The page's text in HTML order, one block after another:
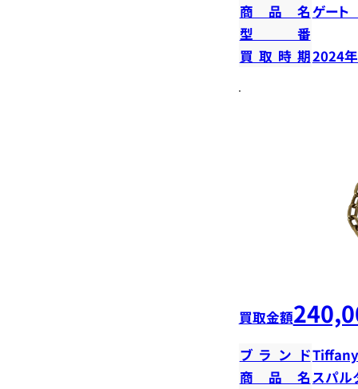
商品名ゲー
型番
買取時期2024
買取金額
ブランド
商品名スパル